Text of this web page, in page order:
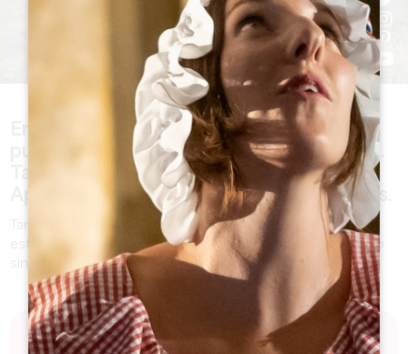
En Saint-Emilion, las autocaravanas
pueden aparcar en todo el Parc Guadet.
También se permite pernoctar.
Aparcamiento gratuito pero sin servicios.
También se puede aparcar en el aparcamiento de la
estación. Hay aseos de pago. Aparcamiento gratuito pero
sin servicios.